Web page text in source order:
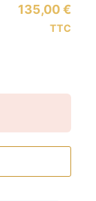
135,00€
TTC